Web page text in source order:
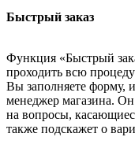
Быстрый заказ
Функция «Быстрый
проходить всю
Вы заполняете форму,
менеджер магазина. Он
на вопросы,
также подскажет о